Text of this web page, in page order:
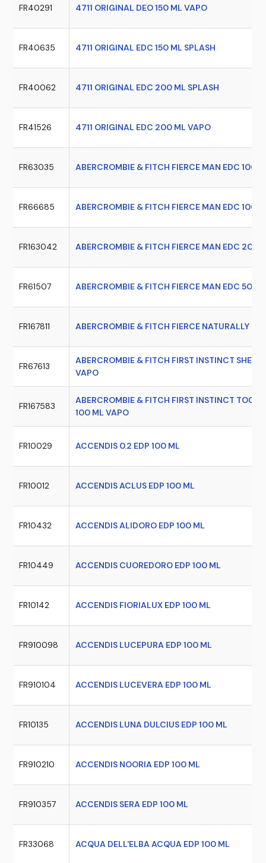
FR40291 4711 ORIGINAL DEO 150 ML VAPO
FR40635 4711 ORIGINAL EDC 150 ML SPLASH
FR40062 4711 ORIGINAL EDC 200 ML SPLASH
FR41526 4711 ORIGINAL EDC 200 ML VAPO
FR63035 ABERCROMBIE & FITCH FIERCE MAN EDC 100
FR66685 ABERCROMBIE & FITCH FIERCE MAN EDC 100
FR163042 ABERCROMBIE & FITCH FIERCE MAN EDC 200
FR61507 ABERCROMBIE & FITCH FIERCE MAN EDC 50
FR167811 ABERCROMBIE & FITCH FIERCE NATURALLY
FR67613
ABERCROMBIE & FITCH FIRST INSTINCT
VAPO
FR167583
ABERCROMBIE & FITCH FIRST INSTINCT
100 ML VAPO
FR10029 ACCENDIS 0.2 EDP 100 ML
FR10012 ACCENDIS ACLUS EDP 100 ML
FR10432 ACCENDIS ALIDORO EDP 100 ML
FR10449 ACCENDIS CUOREDORO EDP 100 ML
FR10142 ACCENDIS FIORIALUX EDP 100 ML
FR910098 ACCENDIS LUCEPURA EDP 100 ML
FR910104 ACCENDIS LUCEVERA EDP 100 ML
FR10135 ACCENDIS LUNA DULCIUS EDP 100 ML
FR910210 ACCENDIS NOORIA EDP 100 ML
FR910357 ACCENDIS SERA EDP 100 ML
FR33068 ACQUA DELL'ELBA ACQUA EDP 100 ML